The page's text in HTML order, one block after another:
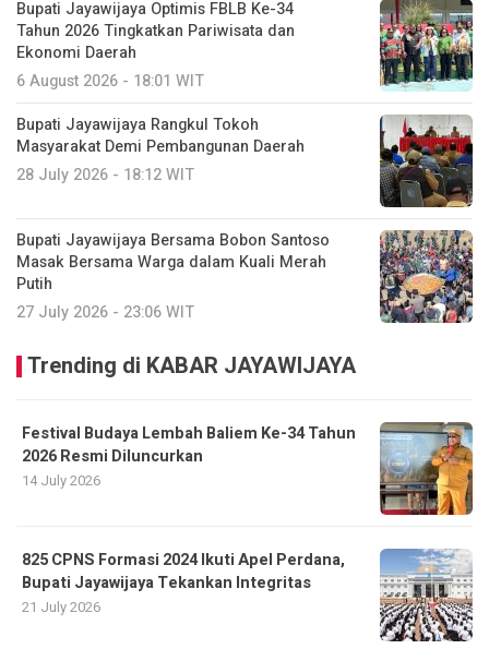
Bupati Jayawijaya Optimis FBLB Ke-34
Tahun 2026 Tingkatkan Pariwisata dan
Ekonomi Daerah
6 August 2026 - 18:01 WIT
Bupati Jayawijaya Rangkul Tokoh
Masyarakat Demi Pembangunan Daerah
28 July 2026 - 18:12 WIT
Bupati Jayawijaya Bersama Bobon Santoso
Masak Bersama Warga dalam Kuali Merah
Putih
27 July 2026 - 23:06 WIT
Trending di KABAR JAYAWIJAYA
Festival Budaya Lembah Baliem Ke-34 Tahun
2026 Resmi Diluncurkan
14 July 2026
825 CPNS Formasi 2024 Ikuti Apel Perdana,
Bupati Jayawijaya Tekankan Integritas
21 July 2026